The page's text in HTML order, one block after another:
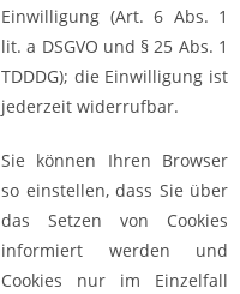
Einwilligung (Art. 6 Abs. 1
lit. a DSGVO und § 25 Abs. 1
TDDDG); die Einwilligung ist
jederzeit widerrufbar.
Sie können Ihren Browser
so einstellen, dass Sie über
das Setzen von Cookies
informiert werden und
Cookies nur im Einzelfall